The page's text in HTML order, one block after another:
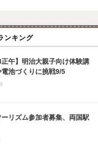
ンキング
正午】明治大親子向け体験講
池づくりに挑戦9/5
リズム参加者募集、両国駅